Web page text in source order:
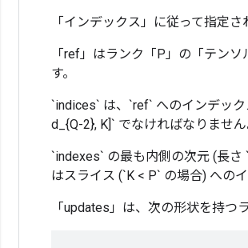
「インデックス」に従って指定さ
「ref」はランク「P」の「テン
す。
`indices` は、`ref` へのインデッ
d_{Q-2}, K]` でなければなりません
`indexes` の最も内側の次元 (長さ
はスライス (`K < P` の場合) への
「updates」は、次の形状を持つ